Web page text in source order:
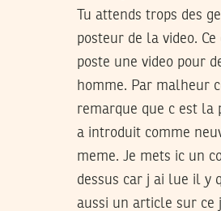
Tu attends trops des
posteur de la video.
poste une video pour
homme. Par malheur
remarque que c est la
a introduit comme
meme. Je mets ic un
dessus car j ai lue il y
aussi un article sur ce